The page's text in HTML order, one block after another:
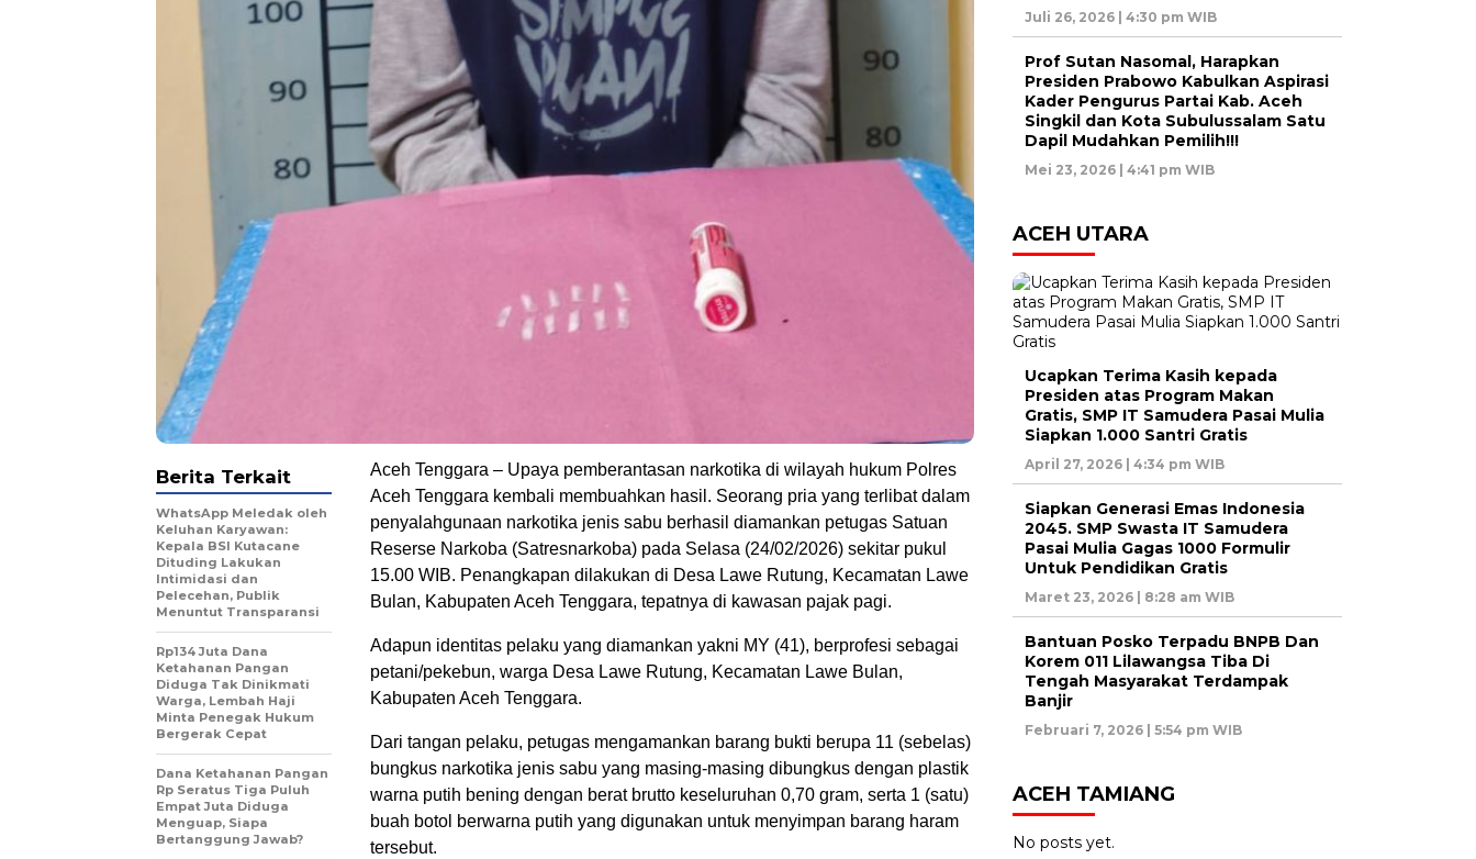
Aceh Tenggara – Upaya pemberantasan narkotika di wilayah hukum Polres
Aceh Tenggara kembali membuahkan hasil. Seorang pria yang terlibat dalam
penyalahgunaan narkotika jenis sabu berhasil diamankan petugas Satuan
Reserse Narkoba (Satresnarkoba) pada Selasa (24/02/2026) sekitar pukul
15.00 WIB. Penangkapan dilakukan di Desa Lawe Rutung, Kecamatan Lawe
Bulan, Kabupaten Aceh Tenggara, tepatnya di kawasan pajak pagi.
Adapun identitas pelaku yang diamankan yakni MY (41), berprofesi sebagai
petani/pekebun, warga Desa Lawe Rutung, Kecamatan Lawe Bulan,
Kabupaten Aceh Tenggara.
Dari tangan pelaku, petugas mengamankan barang bukti berupa 11 (sebelas)
bungkus narkotika jenis sabu yang masing-masing dibungkus dengan plastik
warna putih bening dengan berat brutto keseluruhan 0,70 gram, serta 1 (satu)
buah botol berwarna putih yang digunakan untuk menyimpan barang haram
tersebut.
Berita Terkait
WhatsApp Meledak oleh
Keluhan Karyawan:
Kepala BSI Kutacane
Dituding Lakukan
Intimidasi dan
Pelecehan, Publik
Menuntut Transparansi
Rp134 Juta Dana
Ketahanan Pangan
Diduga Tak Dinikmati
Warga, Lembah Haji
Minta Penegak Hukum
Bergerak Cepat
Dana Ketahanan Pangan
Rp Seratus Tiga Puluh
Empat Juta Diduga
Menguap, Siapa
Bertanggung Jawab?
Juli 26, 2026 | 4:30 pm WIB
Prof Sutan Nasomal, Harapkan
Presiden Prabowo Kabulkan Aspirasi
Kader Pengurus Partai Kab. Aceh
Singkil dan Kota Subulussalam Satu
Dapil Mudahkan Pemilih!!!
Mei 23, 2026 | 4:41 pm WIB
ACEH UTARA
Ucapkan Terima Kasih kepada
Presiden atas Program Makan
Gratis, SMP IT Samudera Pasai Mulia
Siapkan 1.000 Santri Gratis
April 27, 2026 | 4:34 pm WIB
Siapkan Generasi Emas Indonesia
2045. SMP Swasta IT Samudera
Pasai Mulia Gagas 1000 Formulir
Untuk Pendidikan Gratis
Maret 23, 2026 | 8:28 am WIB
Bantuan Posko Terpadu BNPB Dan
Korem 011 Lilawangsa Tiba Di
Tengah Masyarakat Terdampak
Banjir
Februari 7, 2026 | 5:54 pm WIB
ACEH TAMIANG
No posts yet.